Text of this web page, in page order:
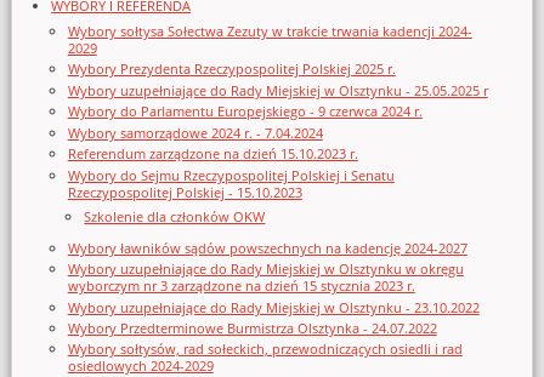
WYBORY I REFERENDA
Wybory sołtysa Sołectwa Zezuty w trakcie trwania kadencji 2024-
2029
Wybory Prezydenta Rzeczypospolitej Polskiej 2025 r.
Wybory uzupełniające do Rady Miejskiej w Olsztynku - 25.05.2025 r
Wybory do Parlamentu Europejskiego - 9 czerwca 2024 r.
Wybory samorządowe 2024 r. - 7.04.2024
Referendum zarządzone na dzień 15.10.2023 r.
Wybory do Sejmu Rzeczypospolitej Polskiej i Senatu
Rzeczypospolitej Polskiej - 15.10.2023
Szkolenie dla członków OKW
Wybory ławników sądów powszechnych na kadencję 2024-2027
Wybory uzupełniające do Rady Miejskiej w Olsztynku w okręgu
wyborczym nr 3 zarządzone na dzień 15 stycznia 2023 r.
Wybory uzupełniające do Rady Miejskiej w Olsztynku - 23.10.2022
Wybory Przedterminowe Burmistrza Olsztynka - 24.07.2022
Wybory sołtysów, rad sołeckich, przewodniczących osiedli i rad
osiedlowych 2024-2029